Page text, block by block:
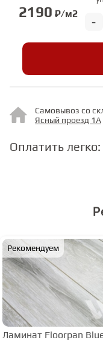
2190 ₽/м2
-
Самовывоз со
Ясный проезд 1А
Оплатить легко:
Рекомендуем
Ламинат Floorpan